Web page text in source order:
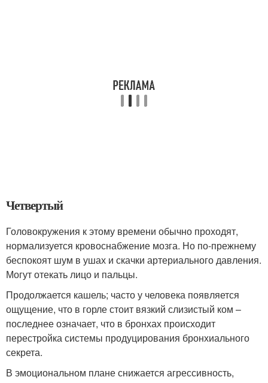
Четвертый
Головокружения к этому времени обычно проходят,
нормализуется кровоснабжение мозга. Но по-прежнему
беспокоят шум в ушах и скачки артериального давления.
Могут отекать лицо и пальцы.
Продолжается кашель; часто у человека появляется
ощущение, что в горле стоит вязкий слизистый ком –
последнее означает, что в бронхах происходит
перестройка системы продуцирования бронхиального
секрета.
В эмоциональном плане снижается агрессивность,